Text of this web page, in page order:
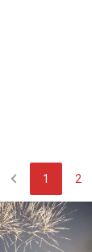
chevron_left 1 2